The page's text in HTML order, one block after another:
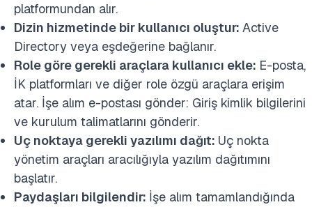
platformundan alır.
Dizin hizmetinde bir kullanıcı oluştur: Active
Directory veya eşdeğerine bağlanır.
Role göre gerekli araçlara kullanıcı ekle: E-posta,
İK platformları ve diğer role özgü araçlara erişim
atar. İşe alım e-postası gönder: Giriş kimlik bilgilerini
ve kurulum talimatlarını gönderir.
Uç noktaya gerekli yazılımı dağıt: Uç nokta
yönetim araçları aracılığıyla yazılım dağıtımını
başlatır.
Paydaşları bilgilendir: İşe alım tamamlandığında